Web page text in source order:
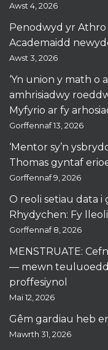
Awst 4, 2026
Penodwyd yr Athro
Academaidd
Awst 3, 2026
‘Yn union y math o
amhrisiadwy
Myfyrio ar fy
Gorffennaf 13, 2026
‘Mentor sy’n
Thomas gyntaf
Gorffennaf 9, 2026
O reoli setiau data i
Rhydychen: Fy
Gorffennaf 8, 2026
MENSTRUATE:
— mewn teuluoedd
proffesiynol
Mai 12, 2026
Gêm gardiau heb
Mawrth 31, 2026